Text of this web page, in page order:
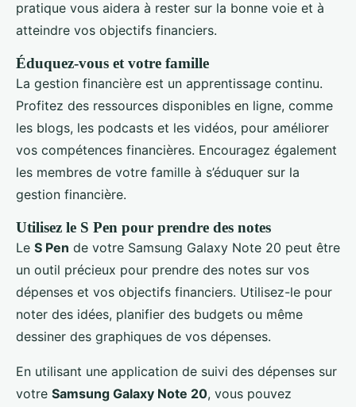
pratique vous aidera à rester sur la bonne voie et à
atteindre vos objectifs financiers.
Éduquez-vous et votre famille
La gestion financière est un apprentissage continu.
Profitez des ressources disponibles en ligne, comme
les blogs, les podcasts et les vidéos, pour améliorer
vos compétences financières. Encouragez également
les membres de votre famille à s’éduquer sur la
gestion financière.
Utilisez le S Pen pour prendre des notes
Le S Pen de votre Samsung Galaxy Note 20 peut être
un outil précieux pour prendre des notes sur vos
dépenses et vos objectifs financiers. Utilisez-le pour
noter des idées, planifier des budgets ou même
dessiner des graphiques de vos dépenses.
En utilisant une application de suivi des dépenses sur
votre Samsung Galaxy Note 20, vous pouvez